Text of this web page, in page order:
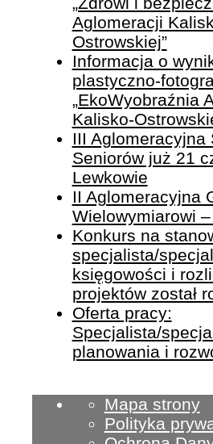
Aglomeracji
Ostrowskiej”
Informacja o
plastyczno-
„EkoWyobraźnia
Kalisko-
III Aglomeracyjna
Seniorów już 21
Lewkowie
II Aglomeracyjna
Wielowymiarowi
Konkurs na
specjalista/
księgowości i
projektów został
Oferta pracy:
Specjalista/
planowania i
Mapa strony
Polityka